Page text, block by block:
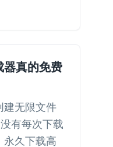
器真的免费
建无限文件
有每次下载
永久下载高